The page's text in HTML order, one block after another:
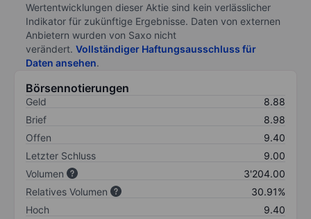
Wertentwicklungen dieser Aktie sind kein verlässlicher
Indikator für zukünftige Ergebnisse. Daten von externen
Anbietern wurden von Saxo nicht
verändert. Vollständiger Haftungsausschluss für
Daten ansehen.
Börsennotierungen
Geld
8.88
Brief
8.98
Offen
9.40
Letzter Schluss
9.00
Volumen
3'204.00
Relatives Volumen
30.91%
Hoch
9.40